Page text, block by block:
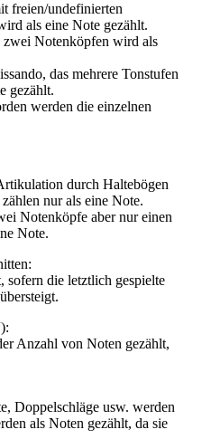
freien/undefinierten
als eine Note gezählt.
Notenköpfen wird als
das mehrere Tonstufen
gezählt.
werden die einzelnen
durch Haltebögen
nur als eine Note.
Notenköpfe aber nur einen
Note.
sofern die letztlich gespielte
Anzahl von Noten gezählt,
Doppelschläge usw. werden
als Noten gezählt, da sie